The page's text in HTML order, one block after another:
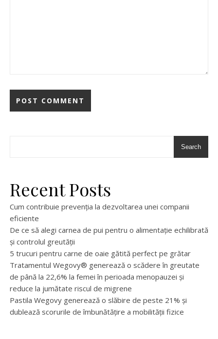
Search
Recent Posts
Cum contribuie prevenția la dezvoltarea unei companii
eficiente
De ce să alegi carnea de pui pentru o alimentație echilibrată
și controlul greutății
5 trucuri pentru carne de oaie gătită perfect pe grătar
Tratamentul Wegovy® generează o scădere în greutate
de până la 22,6% la femei în perioada menopauzei și
reduce la jumătate riscul de migrene
Pastila Wegovy generează o slăbire de peste 21% și
dublează scorurile de îmbunătățire a mobilității fizice